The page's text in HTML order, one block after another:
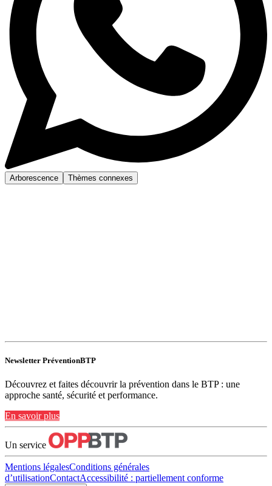
Arborescence Thèmes connexes
Newsletter PréventionBTP
Découvrez et faites découvrir la prévention dans le BTP : une
approche santé, sécurité et performance.
En savoir plus
Un service
Mentions légalesConditions générales
d’utilisationContactAccessibilité : partiellement conforme